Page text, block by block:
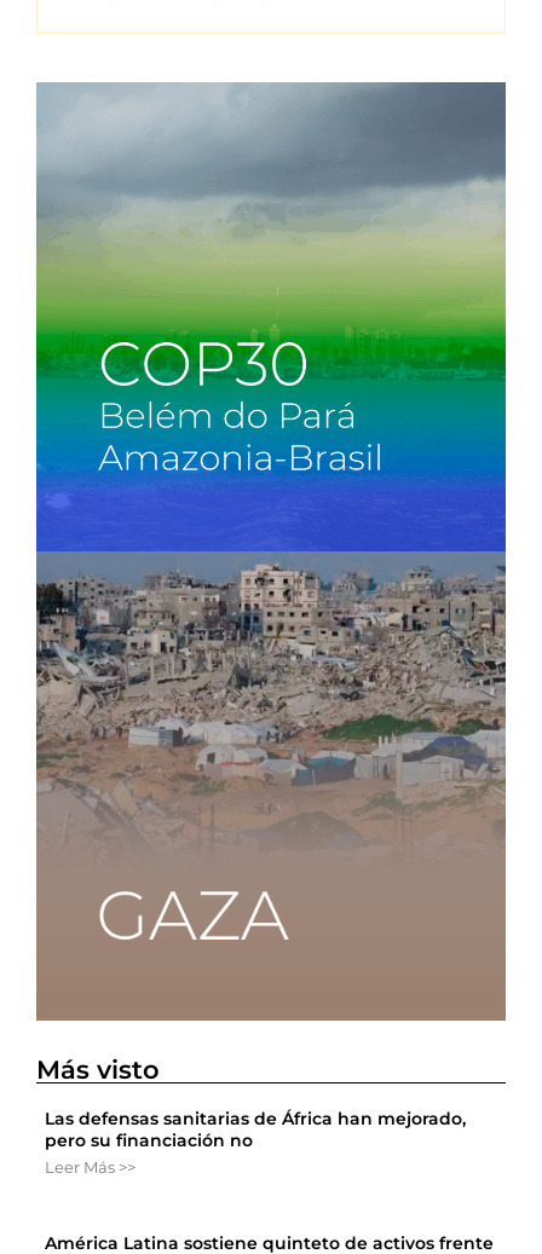
Más visto
Las defensas sanitarias de África han mejorado,
pero su financiación no
Leer Más >>
América Latina sostiene quinteto de activos frente